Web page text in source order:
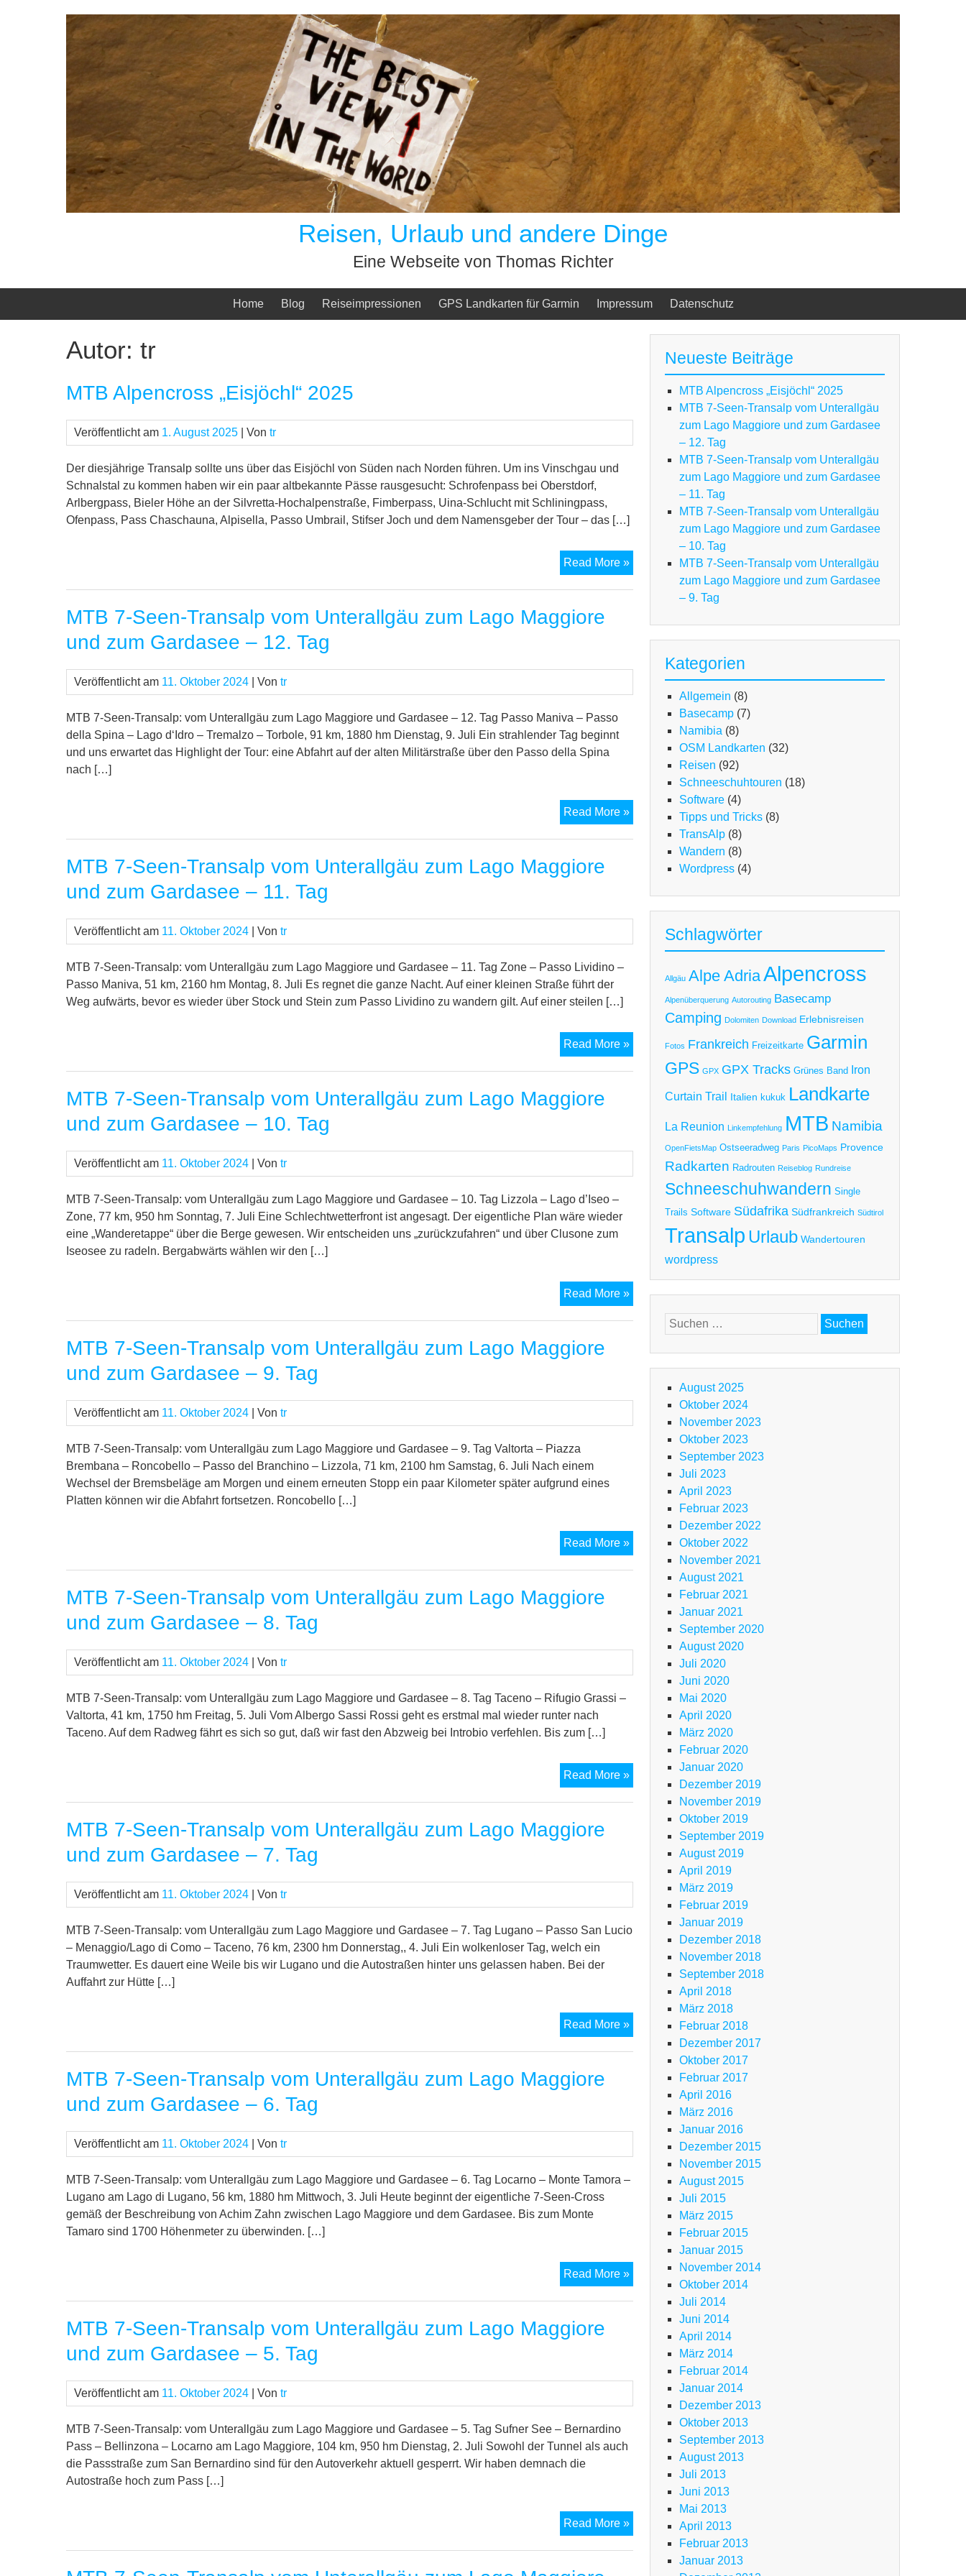
Reisen, Urlaub und andere Dinge
Eine Webseite von Thomas Richter
Home Blog Reiseimpressionen GPS Landkarten für Garmin Impressum Datenschutz
Autor: tr
MTB Alpencross „Eisjöchl“ 2025
Veröffentlicht am 1. August 2025 | Von tr
Der diesjährige Transalp sollte uns über das Eisjöchl von Süden nach Norden führen. Um ins Vinschgau und
Schnalstal zu kommen haben wir ein paar altbekannte Pässe rausgesucht: Schrofenpass bei Oberstdorf,
Arlbergpass, Bieler Höhe an der Silvretta-Hochalpenstraße, Fimberpass, Uina-Schlucht mit Schliningpass,
Ofenpass, Pass Chaschauna, Alpisella, Passo Umbrail, Stifser Joch und dem Namensgeber der Tour – das […]
Read More »MTB
Alpencross
MTB 7-Seen-Transalp vom Unterallgäu zum Lago Maggiore
und zum Gardasee – 12. Tag
Veröffentlicht am 11. Oktober 2024 | Von tr
MTB 7-Seen-Transalp: vom Unterallgäu zum Lago Maggiore und Gardasee – 12. Tag Passo Maniva – Passo
della Spina – Lago d‘Idro – Tremalzo – Torbole, 91 km, 1880 hm Dienstag, 9. Juli Ein strahlender Tag beginnt
und uns erwartet das Highlight der Tour: eine Abfahrt auf der alten Militärstraße über den Passo della Spina
nach […]
Read More »MTB
7-
Unterallgäu
zum
Maggiore
Gardasee
12.
MTB 7-Seen-Transalp vom Unterallgäu zum Lago Maggiore
und zum Gardasee – 11. Tag
Veröffentlicht am 11. Oktober 2024 | Von tr
MTB 7-Seen-Transalp: vom Unterallgäu zum Lago Maggiore und Gardasee – 11. Tag Zone – Passo Lividino –
Passo Maniva, 51 km, 2160 hm Montag, 8. Juli Es regnet die ganze Nacht. Auf einer kleinen Straße führt der
Weg aufwärts, bevor es wieder über Stock und Stein zum Passo Lividino zu wandern gilt. Auf einer steilen […]
Read More »MTB
7-
Transalp
Unterallgäu
Maggiore
Gardasee
Tag
MTB 7-Seen-Transalp vom Unterallgäu zum Lago Maggiore
und zum Gardasee – 10. Tag
Veröffentlicht am 11. Oktober 2024 | Von tr
MTB 7-Seen-Transalp: vom Unterallgäu zum Lago Maggiore und Gardasee – 10. Tag Lizzola – Lago d’Iseo –
Zone, 77 km, 950 hm Sonntag, 7. Juli Eine Schlechtwetterfront ist angesagt. Der eigentliche Plan wäre wieder
eine „Wanderetappe“ über die Berge gewesen. Wir entscheiden uns „zurückzufahren“ und über Clusone zum
Iseosee zu radeln. Bergabwärts wählen wir den […]
Read More »MTB
7-
Tag
MTB 7-Seen-Transalp vom Unterallgäu zum Lago Maggiore
und zum Gardasee – 9. Tag
Veröffentlicht am 11. Oktober 2024 | Von tr
MTB 7-Seen-Transalp: vom Unterallgäu zum Lago Maggiore und Gardasee – 9. Tag Valtorta – Piazza
Brembana – Roncobello – Passo del Branchino – Lizzola, 71 km, 2100 hm Samstag, 6. Juli Nach einem
Wechsel der Bremsbeläge am Morgen und einem erneuten Stopp ein paar Kilometer später aufgrund eines
Platten können wir die Abfahrt fortsetzen. Roncobello […]
Read More »MTB
7-
Transalp
Unterallgäu
Maggiore
Gardasee
9.
MTB 7-Seen-Transalp vom Unterallgäu zum Lago Maggiore
und zum Gardasee – 8. Tag
Veröffentlicht am 11. Oktober 2024 | Von tr
MTB 7-Seen-Transalp: vom Unterallgäu zum Lago Maggiore und Gardasee – 8. Tag Taceno – Rifugio Grassi –
Valtorta, 41 km, 1750 hm Freitag, 5. Juli Vom Albergo Sassi Rossi geht es erstmal mal wieder runter nach
Taceno. Auf dem Radweg fährt es sich so gut, daß wir fast den Abzweig bei Introbio verfehlen. Bis zum […]
Read More »MTB
7-
Unterallgäu
und
Tag
MTB 7-Seen-Transalp vom Unterallgäu zum Lago Maggiore
und zum Gardasee – 7. Tag
Veröffentlicht am 11. Oktober 2024 | Von tr
MTB 7-Seen-Transalp: vom Unterallgäu zum Lago Maggiore und Gardasee – 7. Tag Lugano – Passo San Lucio
– Menaggio/Lago di Como – Taceno, 76 km, 2300 hm Donnerstag,, 4. Juli Ein wolkenloser Tag, welch ein
Traumwetter. Es dauert eine Weile bis wir Lugano und die Autostraßen hinter uns gelassen haben. Bei der
Auffahrt zur Hütte […]
Read More »MTB
7-
Transalp
Unterallgäu
Maggiore
und
Gardasee
Tag
MTB 7-Seen-Transalp vom Unterallgäu zum Lago Maggiore
und zum Gardasee – 6. Tag
Veröffentlicht am 11. Oktober 2024 | Von tr
MTB 7-Seen-Transalp: vom Unterallgäu zum Lago Maggiore und Gardasee – 6. Tag Locarno – Monte Tamora –
Lugano am Lago di Lugano, 56 km, 1880 hm Mittwoch, 3. Juli Heute beginnt der eigentliche 7-Seen-Cross
gemäß der Beschreibung von Achim Zahn zwischen Lago Maggiore und dem Gardasee. Bis zum Monte
Tamaro sind 1700 Höhenmeter zu überwinden. […]
Read More »MTB
7-
Transalp
Unterallgäu
Maggiore
Gardasee
Tag
MTB 7-Seen-Transalp vom Unterallgäu zum Lago Maggiore
und zum Gardasee – 5. Tag
Veröffentlicht am 11. Oktober 2024 | Von tr
MTB 7-Seen-Transalp: vom Unterallgäu zum Lago Maggiore und Gardasee – 5. Tag Sufner See – Bernardino
Pass – Bellinzona – Locarno am Lago Maggiore, 104 km, 950 hm Dienstag, 2. Juli Sowohl der Tunnel als auch
die Passstraße zum San Bernardino sind für den Autoverkehr aktuell gesperrt. Wir haben demnach die
Autostraße hoch zum Pass […]
Read More »MTB
7-
Neueste Beiträge
MTB Alpencross „Eisjöchl“ 2025
MTB 7-Seen-Transalp vom Unterallgäu
zum Lago Maggiore und zum Gardasee
– 12. Tag
MTB 7-Seen-Transalp vom Unterallgäu
zum Lago Maggiore und zum Gardasee
– 11. Tag
MTB 7-Seen-Transalp vom Unterallgäu
zum Lago Maggiore und zum Gardasee
– 10. Tag
MTB 7-Seen-Transalp vom Unterallgäu
zum Lago Maggiore und zum Gardasee
– 9. Tag
Kategorien
Allgemein (8)
Basecamp (7)
Namibia (8)
OSM Landkarten (32)
Reisen (92)
Schneeschuhtouren (18)
Software (4)
Tipps und Tricks (8)
TransAlp (8)
Wandern (8)
Wordpress (4)
Schlagwörter
Allgäu Alpe AdriaAlpencross
Alpenüberquerung Autorouting Basecamp
Camping Dolomiten Download Erlebnisreisen
Fotos Frankreich Freizeitkarte Garmin
GPS GPX GPX Tracks Grünes Band Iron
Curtain Trail Italien kukuk Landkarte
La Reunion Linkempfehlung MTB Namibia
OpenFietsMap Ostseeradweg Paris PicoMaps Provence
Radkarten Radrouten Reiseblog Rundreise
Schneeschuhwandern Single
Trails Software Südafrika Südfrankreich Südtirol
Transalp Urlaub Wandertouren
wordpress
Suchen
nach:
August 2025
Oktober 2024
November 2023
Oktober 2023
September 2023
Juli 2023
April 2023
Februar 2023
Dezember 2022
Oktober 2022
November 2021
August 2021
Februar 2021
Januar 2021
September 2020
August 2020
Juli 2020
Juni 2020
Mai 2020
April 2020
März 2020
Februar 2020
Januar 2020
Dezember 2019
November 2019
Oktober 2019
September 2019
August 2019
April 2019
März 2019
Februar 2019
Januar 2019
Dezember 2018
November 2018
September 2018
April 2018
März 2018
Februar 2018
Dezember 2017
Oktober 2017
Februar 2017
April 2016
März 2016
Januar 2016
Dezember 2015
November 2015
August 2015
Juli 2015
März 2015
Februar 2015
Januar 2015
November 2014
Oktober 2014
Juli 2014
Juni 2014
April 2014
März 2014
Februar 2014
Januar 2014
Dezember 2013
Oktober 2013
September 2013
August 2013
Juli 2013
Juni 2013
Mai 2013
April 2013
Februar 2013
Januar 2013